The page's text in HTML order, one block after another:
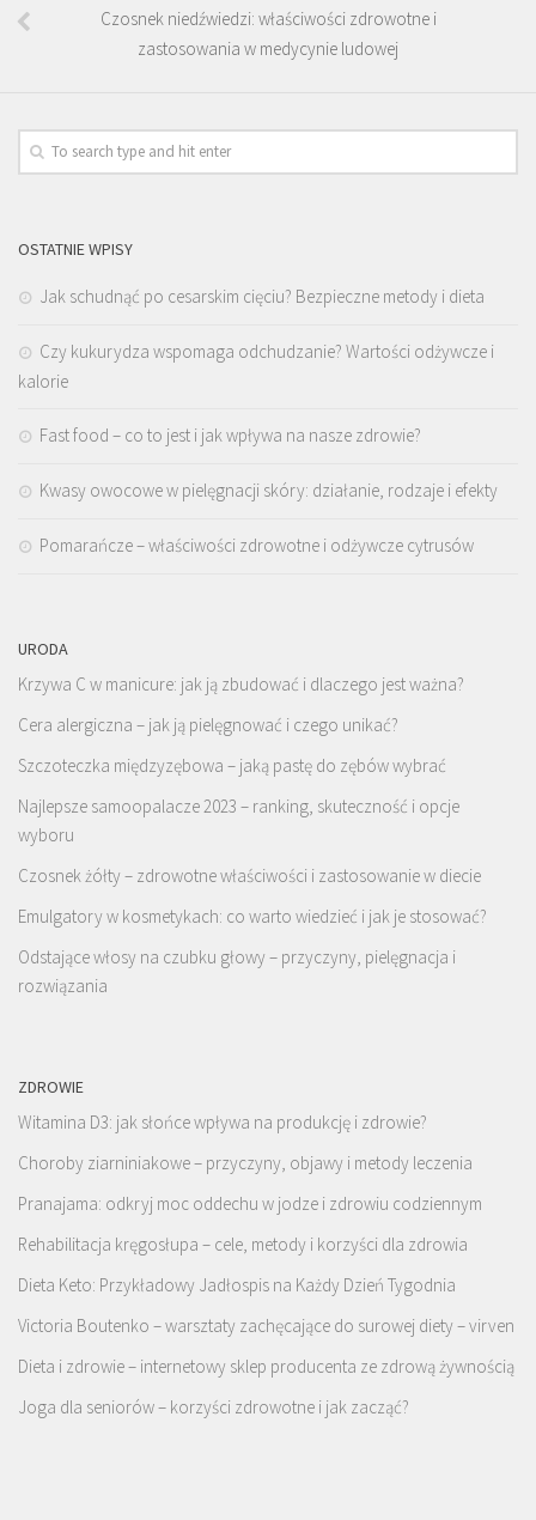
Czosnek niedźwiedzi: właściwości zdrowotne i
zastosowania w medycynie ludowej
OSTATNIE WPISY
Jak schudnąć po cesarskim cięciu? Bezpieczne metody i dieta
Czy kukurydza wspomaga odchudzanie? Wartości odżywcze i
kalorie
Fast food – co to jest i jak wpływa na nasze zdrowie?
Kwasy owocowe w pielęgnacji skóry: działanie, rodzaje i efekty
Pomarańcze – właściwości zdrowotne i odżywcze cytrusów
URODA
Krzywa C w manicure: jak ją zbudować i dlaczego jest ważna?
Cera alergiczna – jak ją pielęgnować i czego unikać?
Szczoteczka międzyzębowa – jaką pastę do zębów wybrać
Najlepsze samoopalacze 2023 – ranking, skuteczność i opcje
wyboru
Czosnek żółty – zdrowotne właściwości i zastosowanie w diecie
Emulgatory w kosmetykach: co warto wiedzieć i jak je stosować?
Odstające włosy na czubku głowy – przyczyny, pielęgnacja i
rozwiązania
ZDROWIE
Witamina D3: jak słońce wpływa na produkcję i zdrowie?
Choroby ziarniniakowe – przyczyny, objawy i metody leczenia
Pranajama: odkryj moc oddechu w jodze i zdrowiu codziennym
Rehabilitacja kręgosłupa – cele, metody i korzyści dla zdrowia
Dieta Keto: Przykładowy Jadłospis na Każdy Dzień Tygodnia
Victoria Boutenko – warsztaty zachęcające do surowej diety – virven
Dieta i zdrowie – internetowy sklep producenta ze zdrową żywnością
Joga dla seniorów – korzyści zdrowotne i jak zacząć?